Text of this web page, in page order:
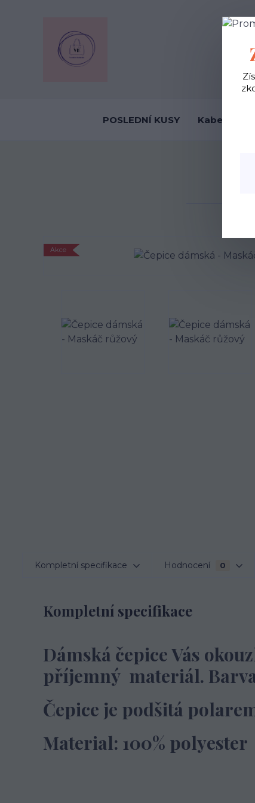
POSLEDNÍ KUSY Kabelky
Akce
Kompletní specifikace Hodnocení 0
Kompletní specifikace
Dámská čepice Vás
příjemný materiál.
Čepice je podšitá
Material: 100% polyester